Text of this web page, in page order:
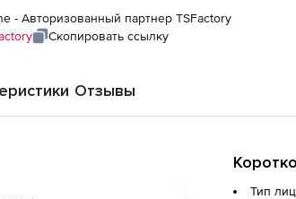
- Авторизованный партнер TSFactory
Скопировать ссылку
Отзывы
Тип